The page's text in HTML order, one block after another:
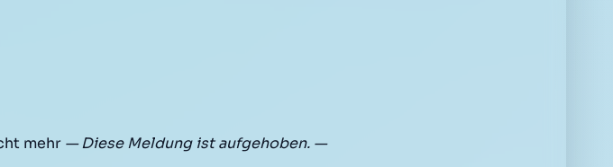
mehr — Diese Meldung ist aufgehoben. —